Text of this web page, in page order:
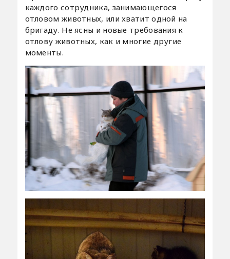
каждого сотрудника, занимающегося
отловом животных, или хватит одной на
бригаду. Не ясны и новые требования к
отлову животных, как и многие другие
моменты.